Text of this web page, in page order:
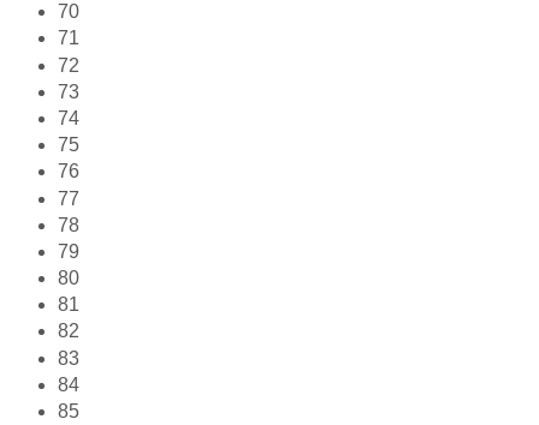
70
71
72
73
74
75
76
77
78
79
80
81
82
83
84
85